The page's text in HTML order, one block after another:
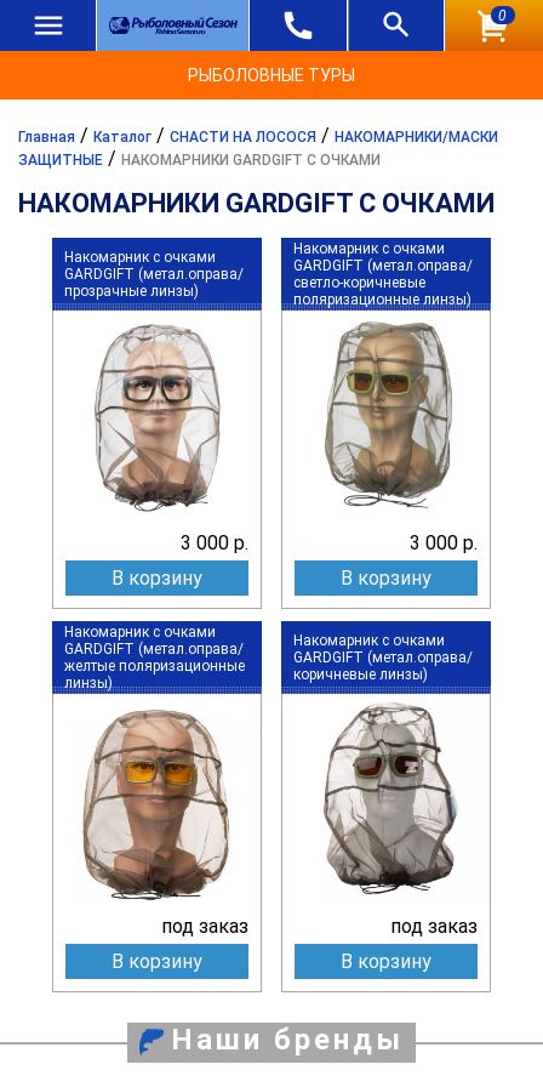
0
РЫБОЛОВНЫЕ ТУРЫ
Главная / Каталог / СНАСТИ НА ЛОСОСЯ / НАКОМАРНИКИ/МАСКИ
ЗАЩИТНЫЕ / НАКОМАРНИКИ GARDGIFT С ОЧКАМИ
НАКОМАРНИКИ GARDGIFT С ОЧКАМИ
Накомарник с очками
GARDGIFT (метал.оправа/
прозрачные линзы)
3 000 р.
В корзину
Накомарник с очками
GARDGIFT (метал.оправа/
светло-коричневые
поляризационные линзы)
3 000 р.
В корзину
Накомарник с очками
GARDGIFT (метал.оправа/
желтые поляризационные
линзы)
под заказ
В корзину
Накомарник с очками
GARDGIFT (метал.оправа/
коричневые линзы)
под заказ
В корзину
Наши бренды